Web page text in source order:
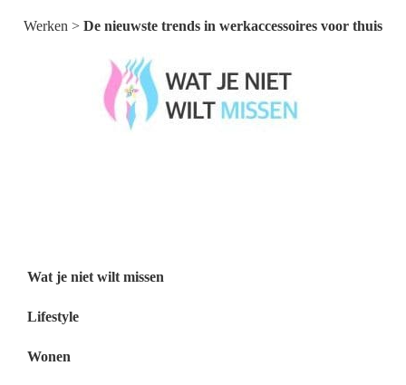
Werken > De nieuwste trends in werkaccessoires voor thuis
Wat je niet wilt missen
Lifestyle
Wonen